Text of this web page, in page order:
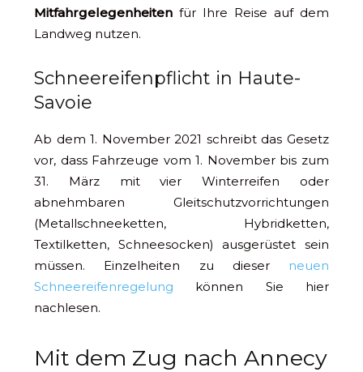
Mitfahrgelegenheiten für Ihre Reise auf dem
Landweg nutzen.
Schneereifenpflicht in Haute-
Savoie
Ab dem 1. November 2021 schreibt das Gesetz
vor, dass Fahrzeuge vom 1. November bis zum
31. März mit vier Winterreifen oder
abnehmbaren Gleitschutzvorrichtungen
(Metallschneeketten, Hybridketten,
Textilketten, Schneesocken) ausgerüstet sein
müssen. Einzelheiten zu dieser
neuen
Schneereifenregelung können Sie hier
nachlesen.
Mit dem Zug nach Annecy